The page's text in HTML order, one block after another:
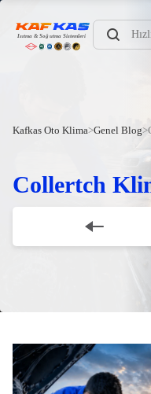
Products
search
Kafkas Oto Klima>Genel Blog>
Collertch